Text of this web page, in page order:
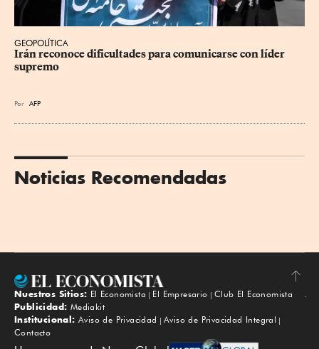
GEOPOLÍTICA
Irán reconoce dificultades para comunicarse con líder
supremo
Por AFP
Noticias Recomendadas
Subir
Nuestros Sitios: El Economista El Empresario
Club El Economista
Publicidad: Mediakit
Institucional: Aviso de Privacidad
Aviso de Privacidad Integral
Contacto